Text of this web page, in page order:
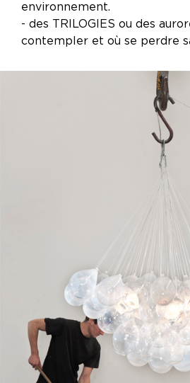
environnement.
- des TRILOGIES ou des
contempler et où se perdre